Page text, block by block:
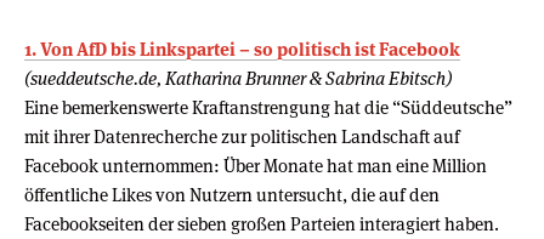
1. Von AfD bis Linkspartei – so politisch ist Facebook
(sueddeutsche.de, Katharina Brunner & Sabrina Ebitsch)
Eine bemerkenswerte Kraftanstrengung hat die “Süddeutsche”
mit ihrer Datenrecherche zur politischen Landschaft auf
Facebook unternommen: Über Monate hat man eine Million
öffentliche Likes von Nutzern untersucht, die auf den
Facebookseiten der sieben großen Parteien interagiert haben.